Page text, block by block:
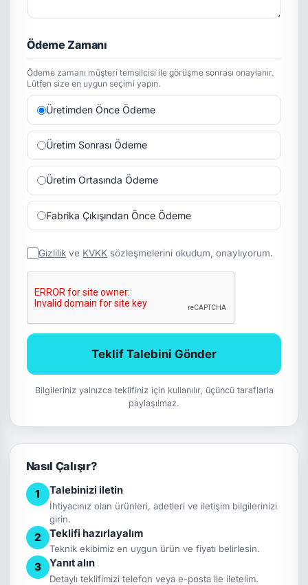
Ödeme Zamanı
Ödeme zamanı müşteri temsilcisi ile görüşme sonrası onaylanır.
Lütfen size en uygun seçimi yapın.
Üretimden Önce Ödeme
Üretim Sonrası Ödeme
Üretim Ortasında Ödeme
Fabrika Çıkışından Önce Ödeme
Gizlilik ve KVKK sözleşmelerini okudum, onaylıyorum.
Teklif Talebini Gönder
Bilgileriniz yalnızca teklifiniz için kullanılır, üçüncü taraflarla
paylaşılmaz.
Nasıl Çalışır?
1 Talebinizi iletin
İhtiyacınız olan ürünleri, adetleri ve iletişim bilgilerinizi
girin.
2 Teklifi hazırlayalım
Teknik ekibimiz en uygun ürün ve fiyatı belirlesin.
3 Yanıt alın
Detaylı teklifimizi telefon veya e-posta ile iletelim.